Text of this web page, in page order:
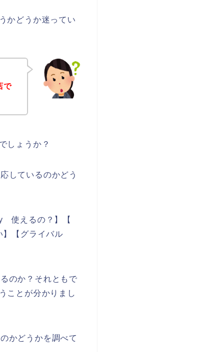
かどうか迷ってい
で
しょうか？
しているのかどう
使えるの？】【
【グライバル
のか？それともで
ことが分かりまし
かどうかを調べて